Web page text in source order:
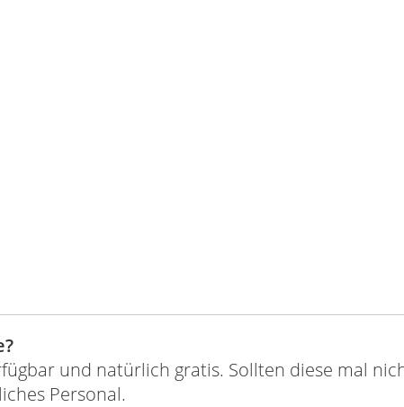
und natürlich gratis. Sollten diese mal
Personal.